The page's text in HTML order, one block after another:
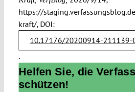
https://
kraft/, DOI:
10.17176/20200914-211139-
.
Helfen Sie, die
schützen!